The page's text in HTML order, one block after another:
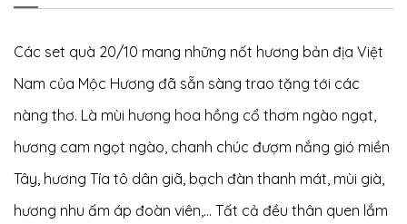
Các set quà 20/10 mang những nốt hương bản địa Việt
Nam của Mộc Hương đã sẵn sàng trao tặng tới các
nàng thơ. Là mùi hương hoa hồng cổ thơm ngào ngạt,
hương cam ngọt ngào, chanh chúc đượm nắng gió miền
Tây, hương Tía tô dân giã, bạch đàn thanh mát, mùi già,
hương nhu ấm áp đoàn viên,... Tất cả đều thân quen lắm